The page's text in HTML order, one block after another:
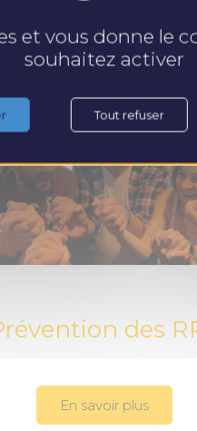
des
En savoir plus
et vous donne le
souhaitez activer
Tout refuser